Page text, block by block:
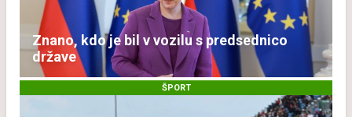
Znano, kdo je bil v vozilu s predsednico
države
ŠPORT